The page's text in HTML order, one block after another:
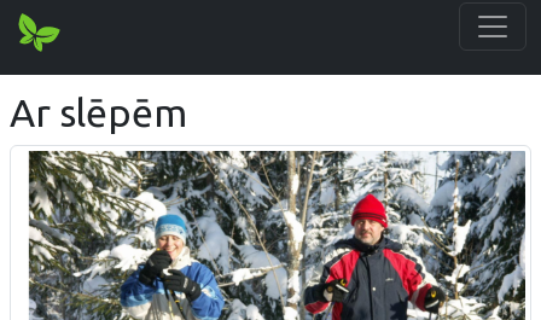
Ar slēpēm